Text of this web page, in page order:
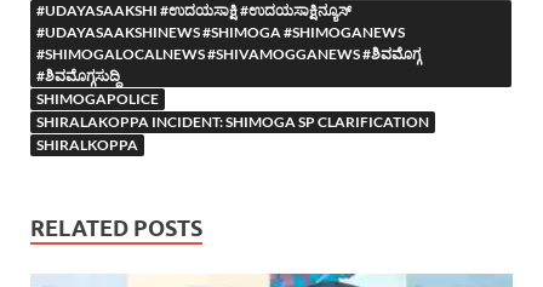
#UDAYASAAKSHI #ಉದಯಸಾಕ್ಷಿ #ಉದಯಸಾಕ್ಷಿನ್ಯೂಸ್
#UDAYASAAKSHINEWS #SHIMOGA #SHIMOGANEWS
#SHIMOGALOCALNEWS #SHIVAMOGGANEWS #ಶಿವಮೊಗ್ಗ
#ಶಿವಮೊಗ್ಗಸುದ್ದಿ
SHIMOGAPOLICE
SHIRALAKOPPA INCIDENT: SHIMOGA SP CLARIFICATION
SHIRALKOPPA
RELATED POSTS